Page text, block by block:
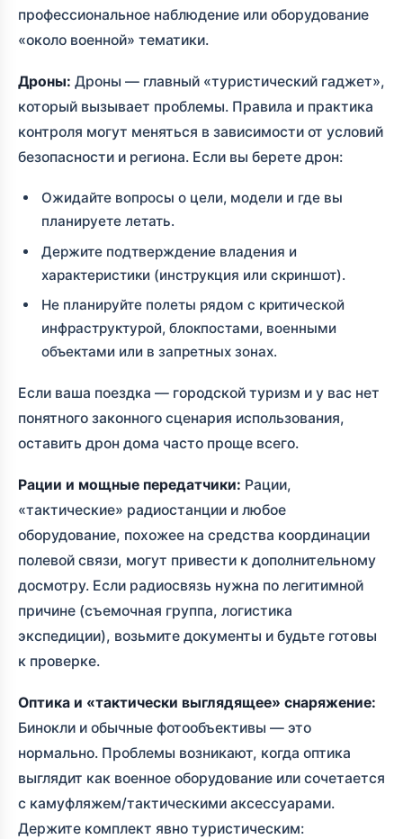
профессиональное наблюдение или оборудование
«около военной» тематики.
Дроны: Дроны — главный «туристический гаджет»,
который вызывает проблемы. Правила и практика
контроля могут меняться в зависимости от условий
безопасности и региона. Если вы берете дрон:
Ожидайте вопросы о цели, модели и где вы
планируете летать.
Держите подтверждение владения и
характеристики (инструкция или скриншот).
Не планируйте полеты рядом с критической
инфраструктурой, блокпостами, военными
объектами или в запретных зонах.
Если ваша поездка — городской туризм и у вас нет
понятного законного сценария использования,
оставить дрон дома часто проще всего.
Рации и мощные передатчики: Рации,
«тактические» радиостанции и любое
оборудование, похожее на средства координации
полевой связи, могут привести к дополнительному
досмотру. Если радиосвязь нужна по легитимной
причине (съемочная группа, логистика
экспедиции), возьмите документы и будьте готовы
к проверке.
Оптика и «тактически выглядящее» снаряжение:
Бинокли и обычные фотообъективы — это
нормально. Проблемы возникают, когда оптика
выглядит как военное оборудование или сочетается
с камуфляжем/тактическими аксессуарами.
Держите комплект явно туристическим: